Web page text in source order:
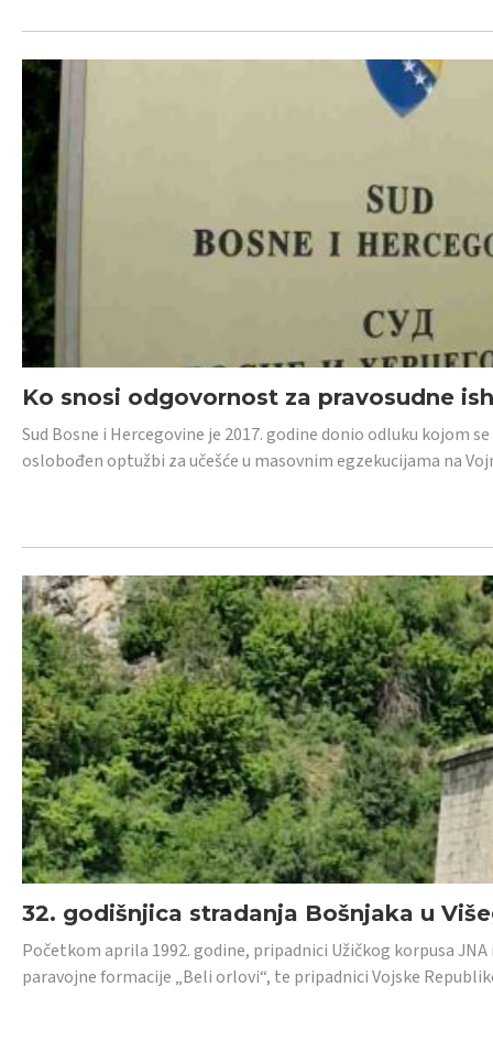
Ko snosi odgovornost za pravosudne
Sud Bosne i Hercegovine je 2017. godine donio odluku kojom
oslobođen optužbi za učešće u masovnim egzekucijama na
32. godišnjica stradanja Bošnjaka u
Početkom aprila 1992. godine, pripadnici Užičkog korpusa
paravojne formacije „Beli orlovi“, te pripadnici Vojske